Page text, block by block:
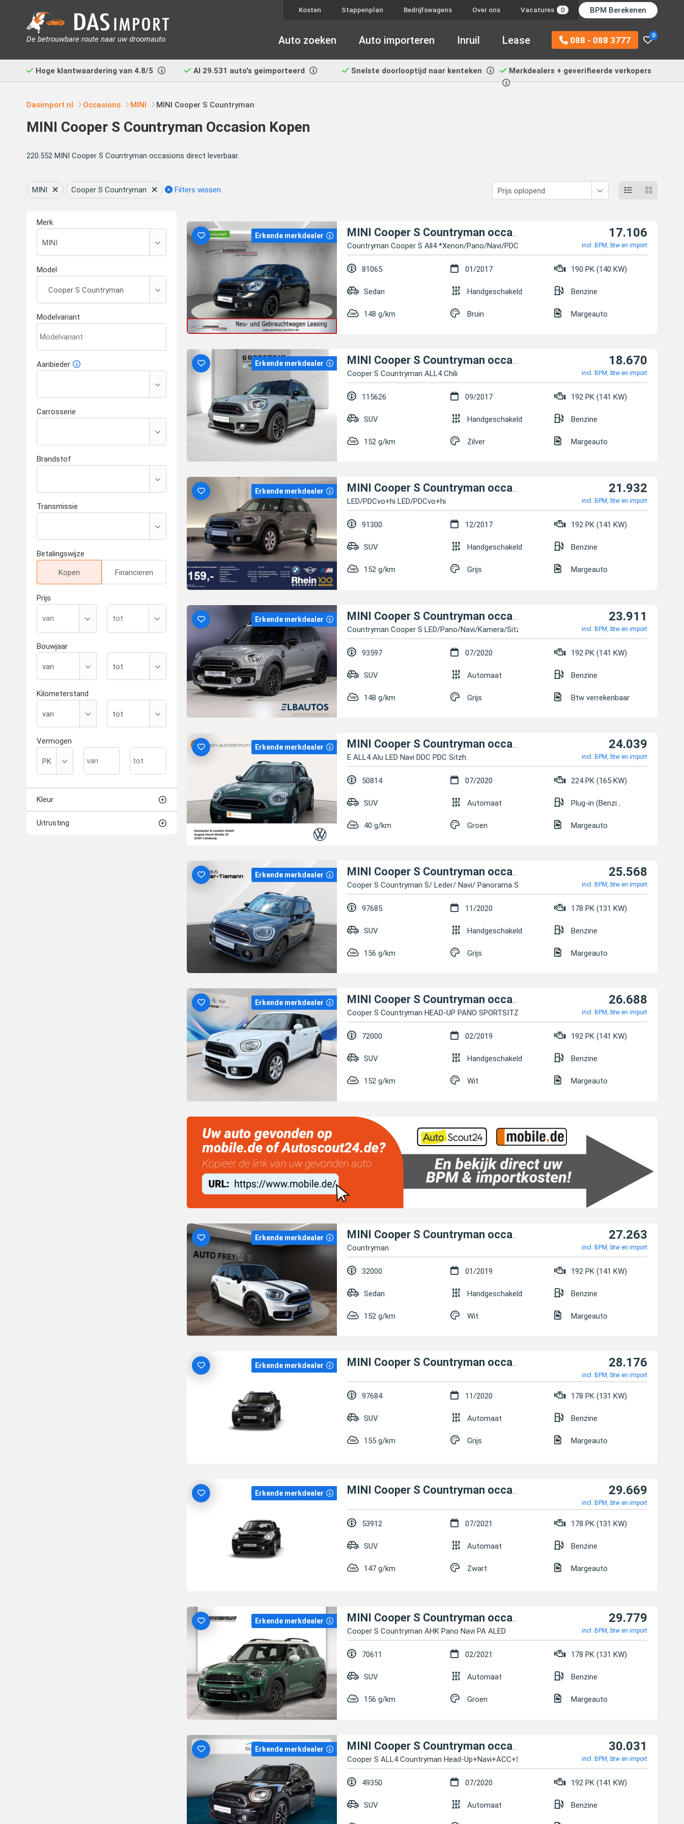
De betrouwbare route naar uw droomauto
Kosten Stappenplan Bedrijfswagens Over ons Vacatures 0 BPM Berekenen
0
088 - 088 3777
Auto zoeken Auto importeren Inruil Lease
Hoge klantwaardering van 4.8/5 Al 29.531 auto's geimporteerd Snelste doorlooptijd naar kenteken Merkdealers + geverifieerde verkopers
Dasimport.nl Occasions MINI MINI Cooper S Countryman
MINI Cooper S Countryman Occasion Kopen
220.552 MINI Cooper S Countryman occasions direct leverbaar.
MINI Cooper S Countryman Filters wissen
Erkende merkdealer
MINI Cooper S Countryman occasion
Countryman Cooper S All4 *Xenon/Pano/Navi/PDC*
17.106
incl. BPM, btw en import
81065 01/2017 190 PK (140 KW)
Sedan Handgeschakeld Benzine
148 g/km Bruin Margeauto
Erkende merkdealer
MINI Cooper S Countryman occasion
Cooper S Countryman ALL4 Chili
18.670
incl. BPM, btw en import
115626 09/2017 192 PK (141 KW)
SUV Handgeschakeld Benzine
152 g/km Zilver Margeauto
Erkende merkdealer
MINI Cooper S Countryman occasion
LED/PDCvo+hi LED/PDCvo+hi
21.932
incl. BPM, btw en import
91300 12/2017 192 PK (141 KW)
SUV Handgeschakeld Benzine
152 g/km Grijs Margeauto
Erkende merkdealer
MINI Cooper S Countryman occasion
Countryman Cooper S LED/Pano/Navi/Kamera/Sitzh.
23.911
incl. BPM, btw en import
93597 07/2020 192 PK (141 KW)
SUV Automaat Benzine
148 g/km Grijs Btw verrekenbaar
Erkende merkdealer
MINI Cooper S Countryman occasion
E ALL4 Alu LED Navi DDC PDC Sitzh.
24.039
incl. BPM, btw en import
50814 07/2020 224 PK (165 KW)
SUV Automaat Plug-in (Benzine/Elektrisch)
40 g/km Groen Margeauto
Erkende merkdealer
MINI Cooper S Countryman occasion
Cooper S Countryman S/ Leder/ Navi/ Panorama Schie
25.568
incl. BPM, btw en import
97685 11/2020 178 PK (131 KW)
SUV Handgeschakeld Benzine
156 g/km Grijs Margeauto
Erkende merkdealer
MINI Cooper S Countryman occasion
Cooper S Countryman HEAD-UP PANO SPORTSITZE LED
26.688
incl. BPM, btw en import
72000 02/2019 192 PK (141 KW)
SUV Handgeschakeld Benzine
152 g/km Wit Margeauto
Erkende merkdealer
MINI Cooper S Countryman occasion
Countryman
27.263
incl. BPM, btw en import
32000 01/2019 192 PK (141 KW)
Sedan Handgeschakeld Benzine
152 g/km Wit Margeauto
Erkende merkdealer MINI Cooper S Countryman occasion 28.176
incl. BPM, btw en import
97684 11/2020 178 PK (131 KW)
SUV Automaat Benzine
155 g/km Grijs Margeauto
Erkende merkdealer MINI Cooper S Countryman occasion 29.669
incl. BPM, btw en import
53912 07/2021 178 PK (131 KW)
SUV Automaat Benzine
147 g/km Zwart Margeauto
Erkende merkdealer
MINI Cooper S Countryman occasion
Cooper S Countryman AHK Pano Navi PA ALED
29.779
incl. BPM, btw en import
70611 02/2021 178 PK (131 KW)
SUV Automaat Benzine
156 g/km Groen Margeauto
Erkende merkdealer
Cooper S ALL4 Countryman Head-Up+Navi+ACC+SHZ+BT
30.031
incl. BPM, btw en import
49350 07/2020 192 PK (141 KW)
SUV Automaat Benzine
Merk
Model
Modelvariant
Aanbieder
Carrosserie
Brandstof
Transmissie
Betalingswijze
Kopen Financieren
Prijs
Bouwjaar
Kilometerstand
Vermogen
Kleur
Uitrusting